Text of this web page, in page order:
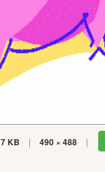
7 KB | 490 × 488 |